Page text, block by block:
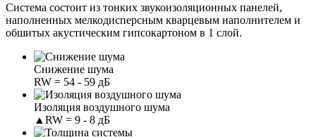
Система состоит из тонких звукоизоляционных панелей,
наполненных мелкодисперсным кварцевым наполнителем и
обшитых акустическим гипсокартоном в 1 слой.
Снижение шума
RW = 54 - 59 дБ
Изоляция воздушного шума
▲RW = 9 - 8 дБ